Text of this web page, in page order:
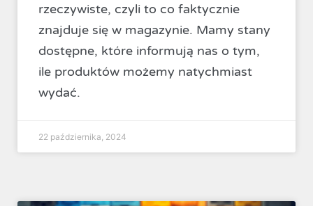
rzeczywiste, czyli to co faktycznie
znajduje się w magazynie. Mamy stany
dostępne, które informują nas o tym,
ile produktów możemy natychmiast
wydać.
22 października, 2024